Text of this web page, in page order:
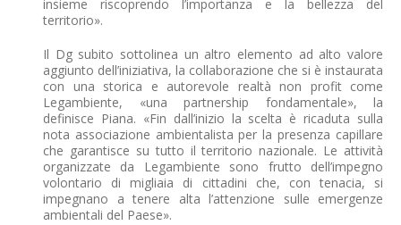
insieme riscoprendo l’importanza e la bellezza del
territorio».
Il Dg subito sottolinea un altro elemento ad alto valore
aggiunto dell’iniziativa, la collaborazione che si è instaurata
con una storica e autorevole realtà non profit come
Legambiente, «una partnership fondamentale», la
definisce Piana. «Fin dall’inizio la scelta è ricaduta sulla
nota associazione ambientalista per la presenza capillare
che garantisce su tutto il territorio nazionale. Le attività
organizzate da Legambiente sono frutto dell’impegno
volontario di migliaia di cittadini che, con tenacia, si
impegnano a tenere alta l’attenzione sulle emergenze
ambientali del Paese».